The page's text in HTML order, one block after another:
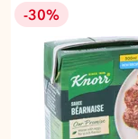
-30%